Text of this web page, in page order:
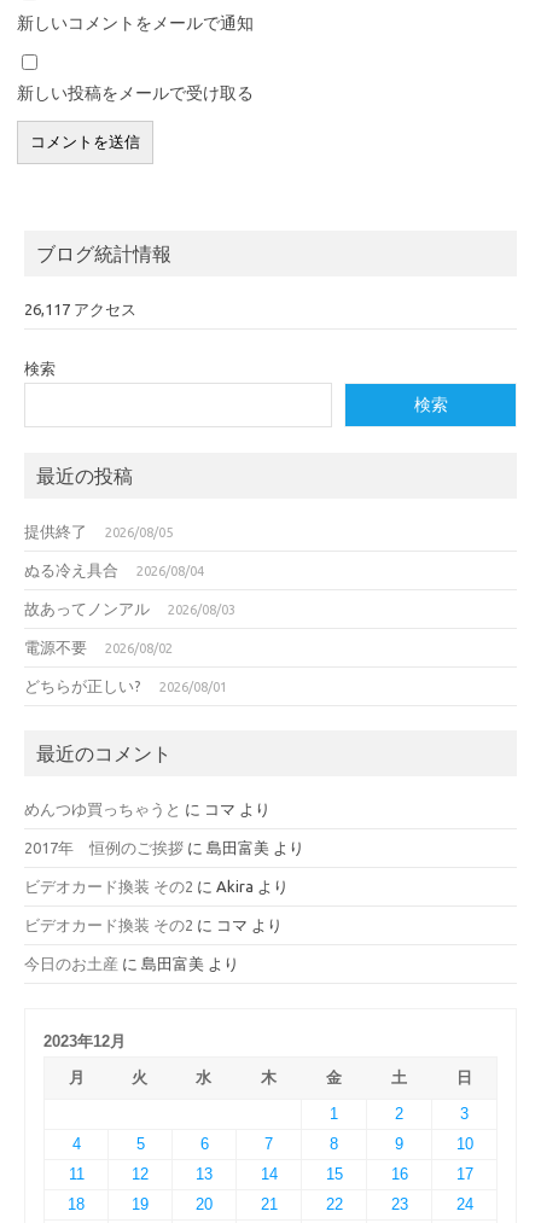
新しいコメントをメールで通知
新しい投稿をメールで受け取る
ブログ統計情報
26,117 アクセス
検索
検索
最近の投稿
提供終了 2026/08/05
ぬる冷え具合 2026/08/04
故あってノンアル 2026/08/03
電源不要 2026/08/02
どちらが正しい? 2026/08/01
最近のコメント
めんつゆ買っちゃうと に コマ より
2017年 恒例のご挨拶 に 島田富美 より
ビデオカード換装 その2 に Akira より
ビデオカード換装 その2 に コマ より
今日のお土産 に 島田富美 より
2023年12月
月
火 水 木 金 土
日
1
2
3
4
5 6 7 8 9
10
11
12 13 14 15 16
17
18
19 20 21 22 23
24